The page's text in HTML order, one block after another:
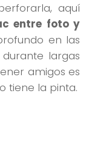
aquí
entre foto y
en las
largas
amigos es
tiene la pinta.